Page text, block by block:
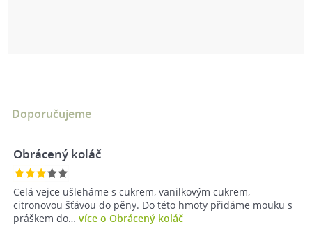
Doporučujeme
Obrácený koláč
Celá vejce ušleháme s cukrem, vanilkovým cukrem,
citronovou šťávou do pěny. Do této hmoty přidáme mouku s
práškem do… více o Obrácený koláč